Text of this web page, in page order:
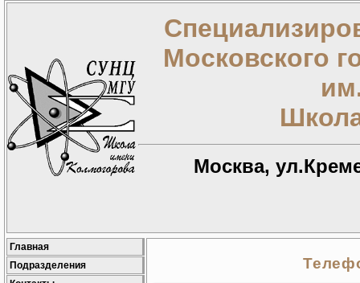
Московского
Москва,
Главная
Подразделения